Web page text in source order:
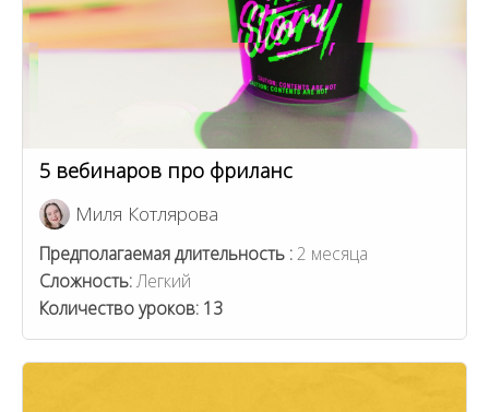
5 вебинаров про фриланс
Миля Котлярова
Предполагаемая длительность :2 месяца
Сложность:Легкий
Количество уроков: 13